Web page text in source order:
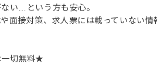
い…という方も安心。
面接対策、求人票には載っていない情
一切無料★